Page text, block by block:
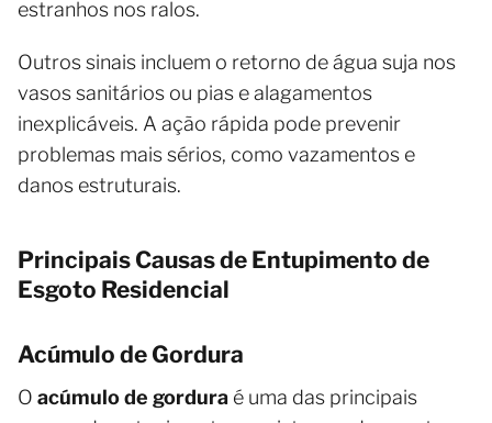
estranhos nos ralos.
Outros sinais incluem o retorno de água suja nos
vasos sanitários ou pias e alagamentos
inexplicáveis. A ação rápida pode prevenir
problemas mais sérios, como vazamentos e
danos estruturais.
Principais Causas de Entupimento de
Esgoto Residencial
Acúmulo de Gordura
O acúmulo de gordura é uma das principais